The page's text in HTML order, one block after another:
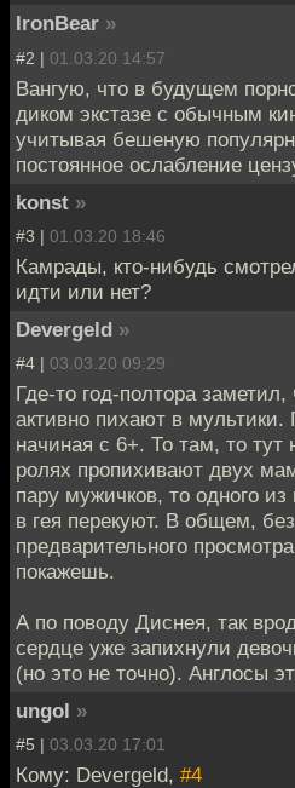
IronBear »
#2 | 01.03.20 14:57
Вангую, что в будущем
диком экстазе с обычным
учитывая бешеную
постоянное ослабление
konst »
#3 | 01.03.20 18:46
Камрады, кто-нибудь
идти или нет?
Devergeld »
#4 | 03.03.20 09:29
Где-то год-полтора
активно пихают в
начиная с 6+. То там, то тут
ролях пропихивают двух
пару мужичков, то одного из
в гея перекуют. В общем,
предварительного
покажешь.
А по поводу Диснея, так
сердце уже запихнули
(но это не точно). Англосы
ungol »
#5 | 03.03.20 17:01
Кому: Devergeld, #4